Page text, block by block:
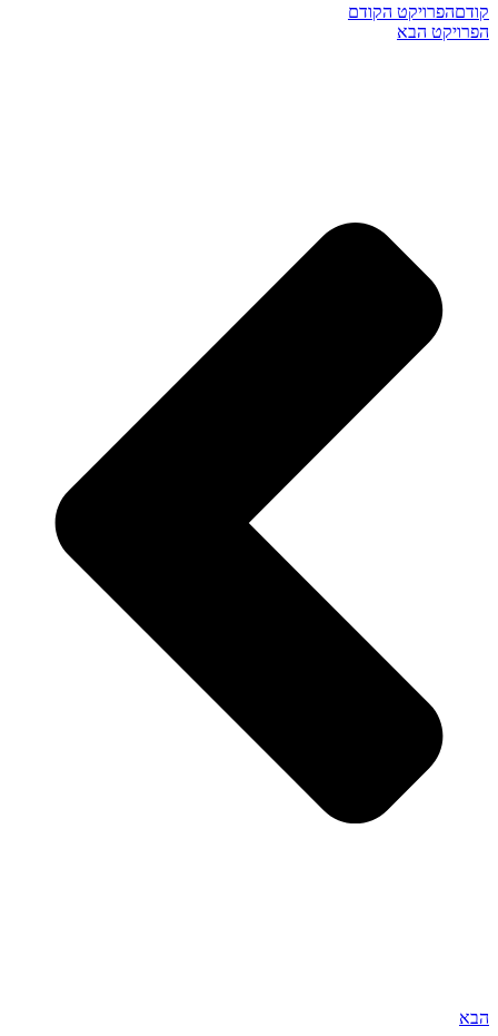
קודםהפרויקט הקודם
הפרויקט הבא
הבא